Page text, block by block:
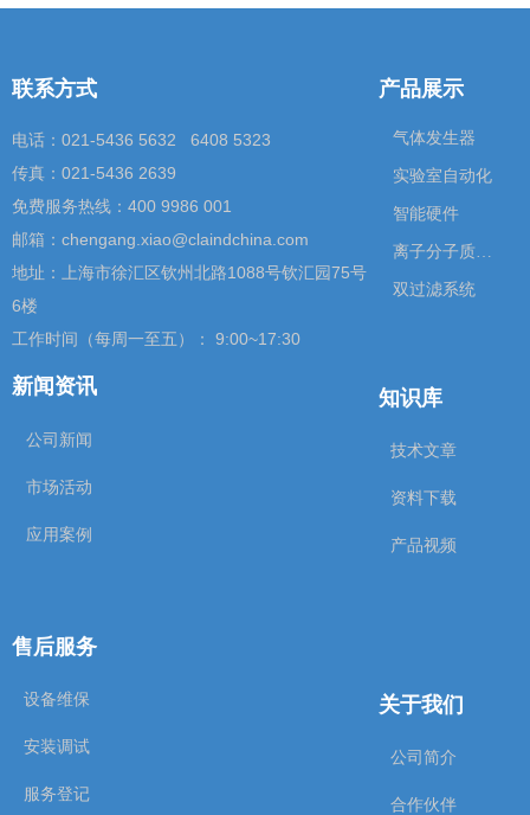
联系方式
电话：021-5436 5632 6408 5323
传真：021-5436 2639
免费服务热线：400 9986 001
邮箱：chengang.xiao@claindchina.com
地址：上海市徐汇区钦州北路1088号钦汇园75号
6楼
工作时间（每周一至五）： 9:00~17:30
公司简介
合作伙伴
关于我们
产品展示
气体发生器
实验室自动化
智能硬件
离子分子质谱仪
双过滤系统
新闻资讯
公司新闻
市场活动
应用案例
技术文章
资料下载
产品视频
知识库
售后服务
设备维保
安装调试
服务登记